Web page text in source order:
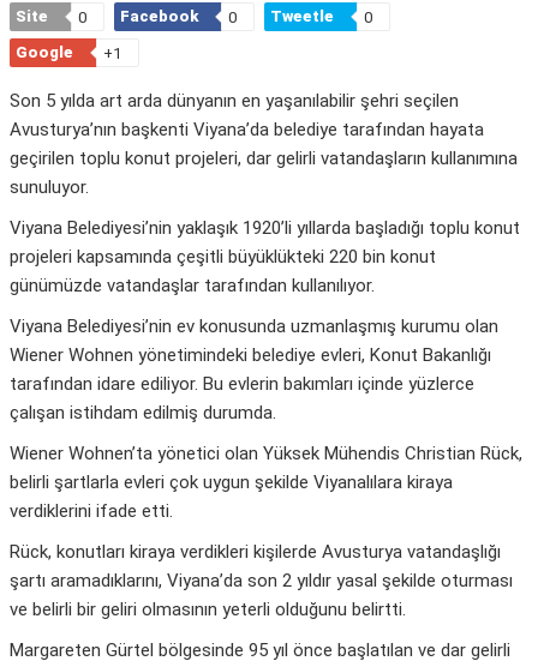
Site
0 Facebook 0 Tweetle
0
Google
+1
Son 5 yılda art arda dünyanın en yaşanılabilir şehri seçilen
Avusturya’nın başkenti Viyana’da belediye tarafından hayata
geçirilen toplu konut projeleri, dar gelirli vatandaşların kullanımına
sunuluyor.
Viyana Belediyesi’nin yaklaşık 1920’li yıllarda başladığı toplu konut
projeleri kapsamında çeşitli büyüklükteki 220 bin konut
günümüzde vatandaşlar tarafından kullanılıyor.
Viyana Belediyesi’nin ev konusunda uzmanlaşmış kurumu olan
Wiener Wohnen yönetimindeki belediye evleri, Konut Bakanlığı
tarafından idare ediliyor. Bu evlerin bakımları içinde yüzlerce
çalışan istihdam edilmiş durumda.
Wiener Wohnen’ta yönetici olan Yüksek Mühendis Christian Rück,
belirli şartlarla evleri çok uygun şekilde Viyanalılara kiraya
verdiklerini ifade etti.
Rück, konutları kiraya verdikleri kişilerde Avusturya vatandaşlığı
şartı aramadıklarını, Viyana’da son 2 yıldır yasal şekilde oturması
ve belirli bir geliri olmasının yeterli olduğunu belirtti.
Margareten Gürtel bölgesinde 95 yıl önce başlatılan ve dar gelirli